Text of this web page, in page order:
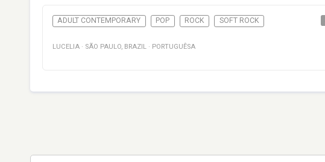
ADULT CONTEMPORARY POP ROCK SOFT ROCK
LUCELIA · SÃO PAULO, BRAZIL · PORTUGUÊSA